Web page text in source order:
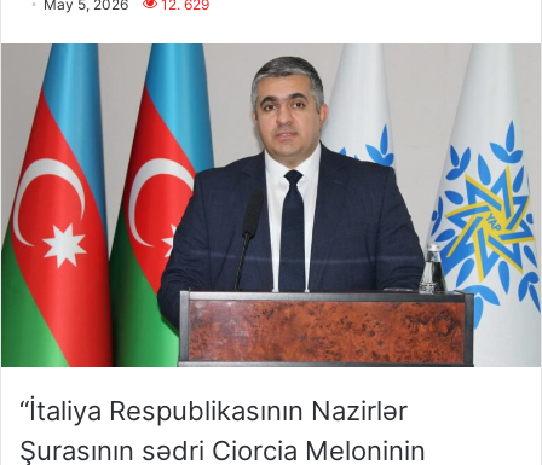
May 5, 2026 12. 629
“İtaliya Respublikasının Nazirlər
Şurasının sədri Ciorcia Meloninin